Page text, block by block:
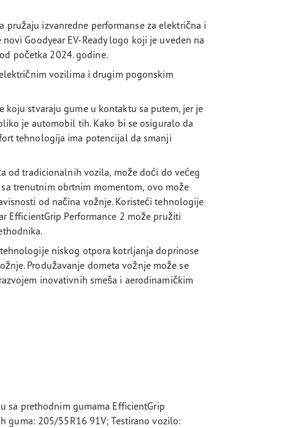
pružaju izvanredne performanse za električna i
Goodyear EV-Ready logo koji je uveden na
početka 2024. godine.
vozilima i drugim pogonskim
stvaraju gume u kontaktu sa putem, jer je
je automobil tih. Kako bi se osiguralo da
tehnologija ima potencijal da smanji
od tradicionalnih vozila, može doći do većeg
trenutnim obrtnim momentom, ovo može
od načina vožnje. Koristeći tehnologije
EfficientGrip Performance 2 može pružiti
niskog otpora kotrljanja doprinose
Produžavanje dometa vožnje može se
inovativnih smeša i aerodinamičkim
sa prethodnim gumama EfficientGrip
guma: 205/55R16 91V; Testirano vozilo: